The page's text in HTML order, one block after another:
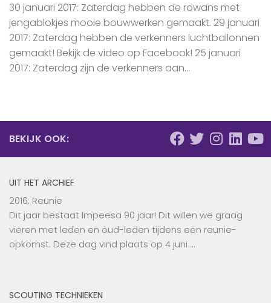
30 januari 2017: Zaterdag hebben de rowans met
jengablokjes mooie bouwwerken gemaakt. 29 januari
2017: Zaterdag hebben de verkenners luchtballonnen
gemaakt! Bekijk de video op Facebook! 25 januari
2017: Zaterdag zijn de verkenners aan...
BEKIJK OOK:
UIT HET ARCHIEF
2016: Reünie
Dit jaar bestaat Impeesa 90 jaar! Dit willen we graag
vieren met leden en oud-leden tijdens een reünie-
opkomst. Deze dag vind plaats op 4 juni …
SCOUTING TECHNIEKEN